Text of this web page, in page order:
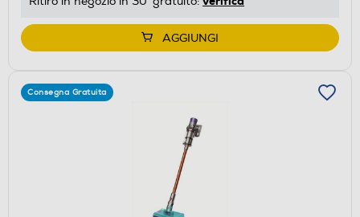
AGGIUNGI
Consegna Gratuita